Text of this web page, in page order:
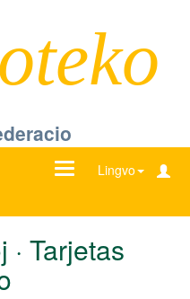
Lingvo
Ŝanĝu
Tarjetas